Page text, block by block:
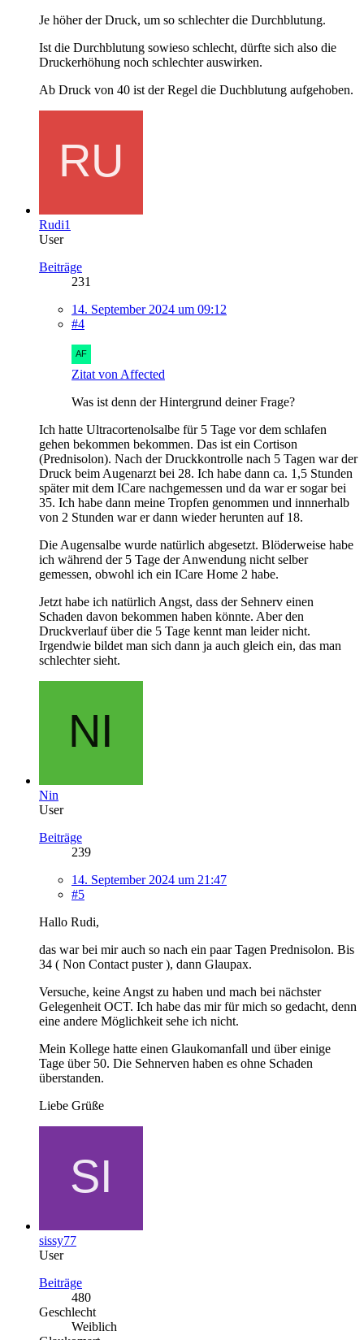
Je höher der Druck, um so schlechter die Durchblutung.
Ist die Durchblutung sowieso schlecht, dürfte sich also die
Druckerhöhung noch schlechter auswirken.
Ab Druck von 40 ist der Regel die Duchblutung aufgehoben.
Rudi1
User
Beiträge
231
14. September 2024 um 09:12
#4
Zitat von Affected
Was ist denn der Hintergrund deiner Frage?
Ich hatte Ultracortenolsalbe für 5 Tage vor dem schlafen
gehen bekommen bekommen. Das ist ein Cortison
(Prednisolon). Nach der Druckkontrolle nach 5 Tagen war der
Druck beim Augenarzt bei 28. Ich habe dann ca. 1,5 Stunden
später mit dem ICare nachgemessen und da war er sogar bei
35. Ich habe dann meine Tropfen genommen und innnerhalb
von 2 Stunden war er dann wieder herunten auf 18.
Die Augensalbe wurde natürlich abgesetzt. Blöderweise habe
ich während der 5 Tage der Anwendung nicht selber
gemessen, obwohl ich ein ICare Home 2 habe.
Jetzt habe ich natürlich Angst, dass der Sehnerv einen
Schaden davon bekommen haben könnte. Aber den
Druckverlauf über die 5 Tage kennt man leider nicht.
Irgendwie bildet man sich dann ja auch gleich ein, das man
schlechter sieht.
Nin
User
Beiträge
239
14. September 2024 um 21:47
#5
Hallo Rudi,
das war bei mir auch so nach ein paar Tagen Prednisolon. Bis
34 ( Non Contact puster ), dann Glaupax.
Versuche, keine Angst zu haben und mach bei nächster
Gelegenheit OCT. Ich habe das mir für mich so gedacht, denn
eine andere Möglichkeit sehe ich nicht.
Mein Kollege hatte einen Glaukomanfall und über einige
Tage über 50. Die Sehnerven haben es ohne Schaden
überstanden.
Liebe Grüße
sissy77
User
Beiträge
480
Geschlecht
Weiblich